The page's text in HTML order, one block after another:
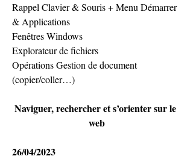
Rappel Clavier & Souris + Menu Démarrer
& Applications
Fenêtres Windows
Explorateur de fichiers
Opérations Gestion de document
(copier/coller…)
Naviguer, rechercher et s’orienter sur le
web
26/04/2023